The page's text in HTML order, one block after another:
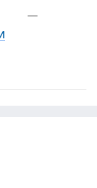
—